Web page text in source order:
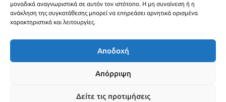
μοναδικά αναγνωριστικά σε αυτόν τον ιστότοπο. Η μη συναίνεση ή η
ανάκληση της συγκατάθεσης μπορεί να επηρεάσει αρνητικά ορισμένα
χαρακτηριστικά και λειτουργίες.
Αποδοχή
Απόρριψη
Δείτε τις προτιμήσεις
ΤΡΟΠΟΙ ΑΠΟΣΤΟΛΗΣ
ΤΡΟΠΟΙ ΠΛΗΡΩΜΗΣ
© 2016- 2026 Lavanda Corfu - Δημιουργήθηκε από